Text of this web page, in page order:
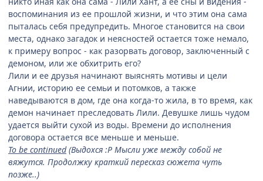
воспоминания из ее прошлой жизни, и что этим она сама
пыталась себя предупредить. Многое становится на свои
места, однако загадок и неясностей остается тоже немало,
к примеру вопрос - как разорвать договор, заключенный с
демоном, или же обхитрить его?
Лили и ее друзья начинают выяснять мотивы и цели
Агнии, историю ее семьи и потомков, а также
наведываются в дом, где она когда-то жила, в то время, как
демон начинает преследовать Лили. Девушке лишь чудом
удается выйти сухой из воды. Времени до исполнения
договора остается все меньше и меньше.
To be continued(Выдохся :P Мысли уже между собой не
вяжутся. Продолжку краткий пересказ сюжета чуть
позже..)